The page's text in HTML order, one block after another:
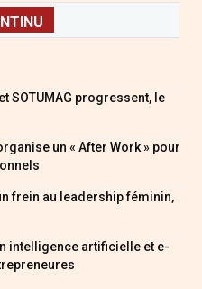
SOTUMAG progressent, le
un « After Work » pour
frein au leadership féminin,
intelligence artificielle et e-